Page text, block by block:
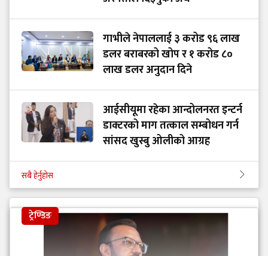
गाभीले नेपाललाई ३ करोड ९६ लाख
डलर बराबरको खोप र १ करोड ८०
लाख डलर अनुदान दिने
आईसीयूमा रहेका आन्दोलनरत इन्टर्न
डाक्टरको माग तत्काल सम्बोधन गर्न
सांसद खुस्बु ओलीको आग्रह
सबै हेर्नुहोस
ट्रेण्डिङ